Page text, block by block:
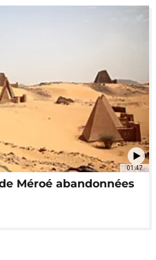
01:47
Méroé abandonnées